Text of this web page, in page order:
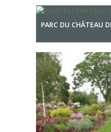
PARC DU CHÂTEAU